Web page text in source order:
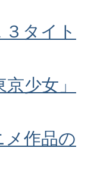
タイト
少女」
メ作品の